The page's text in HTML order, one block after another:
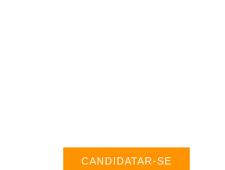
CANDIDATAR-SE